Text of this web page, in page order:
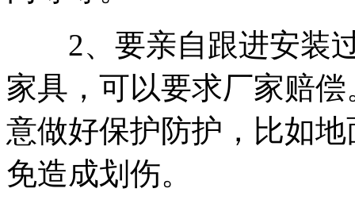
2、要亲自跟进安装过
家具，可以要求厂家赔
意做好保护防护，比如
免造成划伤。